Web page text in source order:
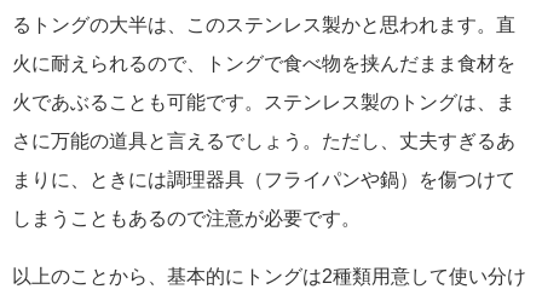
るトングの大半は、このステンレス製かと思われます。直
火に耐えられるので、トングで食べ物を挟んだまま食材を
火であぶることも可能です。ステンレス製のトングは、ま
さに万能の道具と言えるでしょう。ただし、丈夫すぎるあ
まりに、ときには調理器具（フライパンや鍋）を傷つけて
しまうこともあるので注意が必要です。
以上のことから、基本的にトングは2種類用意して使い分け